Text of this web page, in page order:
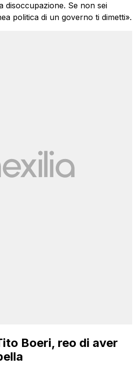
disoccupazione. Se non sei
politica di un governo ti dimetti».
Boeri, reo di aver